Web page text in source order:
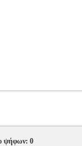
ψήφων: 0